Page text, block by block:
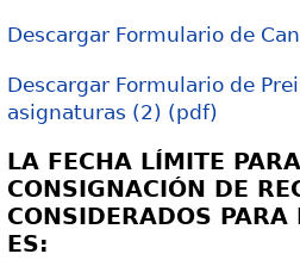
Descargar Formulario de
Descargar Formulario de
asignaturas (2) (pdf)
LA FECHA LÍMITE
CONSIGNACIÓN DE
CONSIDERADOS
ES: